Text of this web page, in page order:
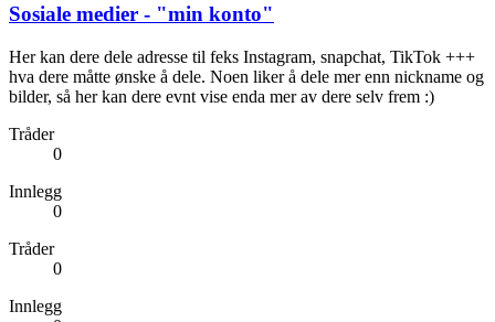
Sosiale medier - "min konto"
Her kan dere dele adresse til feks Instagram, snapchat, TikTok +++
hva dere måtte ønske å dele. Noen liker å dele mer enn nickname og
bilder, så her kan dere evnt vise enda mer av dere selv frem :)
Tråder
0
Innlegg
0
Tråder
0
Innlegg